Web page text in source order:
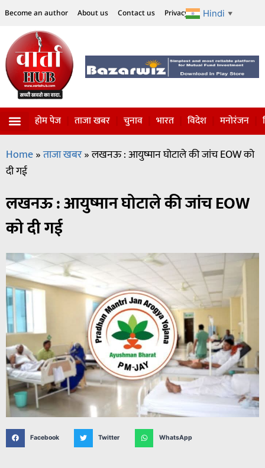
Become an author About us Contact us Privacy Policy Disclaimer
Hindi ▼
होम पेज ताजा खबर चुनाव भारत विदेश मनोरंजन
Home»ताजा खबर»लखनऊ : आयुष्मान घोटाले की जांच EOW को
दी गई
लखनऊ : आयुष्मान घोटाले की जांच EOW
को दी गई
Facebook Twitter WhatsApp